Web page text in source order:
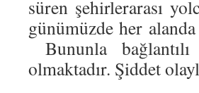
süren şehirlerarası
günümüzde her
Bununla
olmaktadır. Şiddet